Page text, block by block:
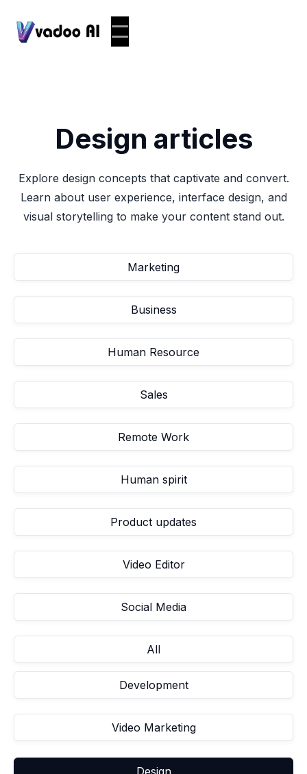
Design articles
Explore design concepts that captivate and convert.
Learn about user experience, interface design, and
visual storytelling to make your content stand out.
Marketing
Business
Human Resource
Sales
Remote Work
Human spirit
Product updates
Video Editor
Social Media
All
Development
Video Marketing
Design